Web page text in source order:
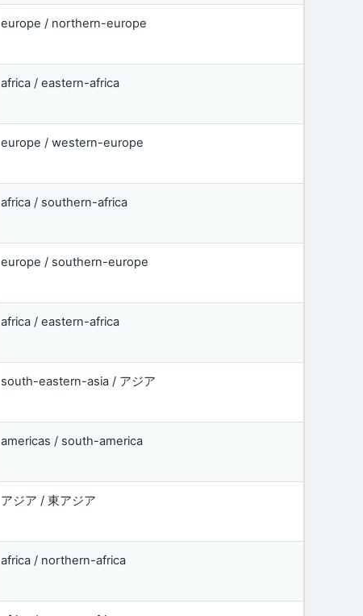
europe / northern-europe
africa / eastern-africa
europe / western-europe
africa / southern-africa
europe / southern-europe
africa / eastern-africa
south-eastern-asia / アジア
americas / south-america
アジア / 東アジア
africa / northern-africa